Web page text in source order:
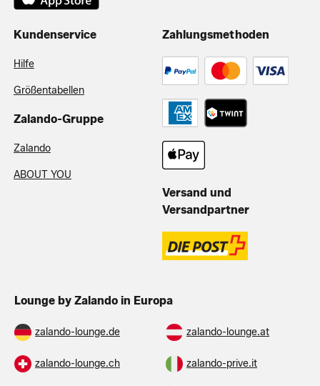
Kundenservice
Hilfe
Größentabellen
Zalando-Gruppe
Zalando
ABOUT YOU
Zahlungsmethoden
Versand und
Versandpartner
Lounge by Zalando in Europa
zalando-lounge.de zalando-lounge.at
zalando-lounge.ch zalando-prive.it